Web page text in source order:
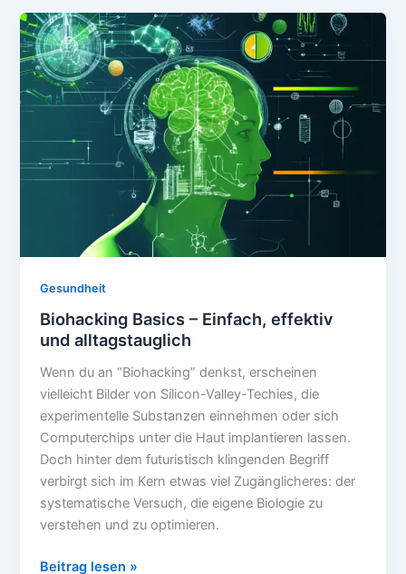
Hautfeinde
in
deiner
Ernährung
und
Alternativen
Gesundheit
Biohacking Basics – Einfach, effektiv
und alltagstauglich
Wenn du an “Biohacking” denkst, erscheinen
vielleicht Bilder von Silicon-Valley-Techies, die
experimentelle Substanzen einnehmen oder sich
Computerchips unter die Haut implantieren lassen.
Doch hinter dem futuristisch klingenden Begriff
verbirgt sich im Kern etwas viel Zugänglicheres: der
systematische Versuch, die eigene Biologie zu
verstehen und zu optimieren.
Biohacking
Beitrag lesen »